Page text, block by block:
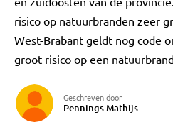
risico op natuurbranden zeer
West-Brabant geldt nog code
groot risico op een
Geschreven door
Pennings Mathijs